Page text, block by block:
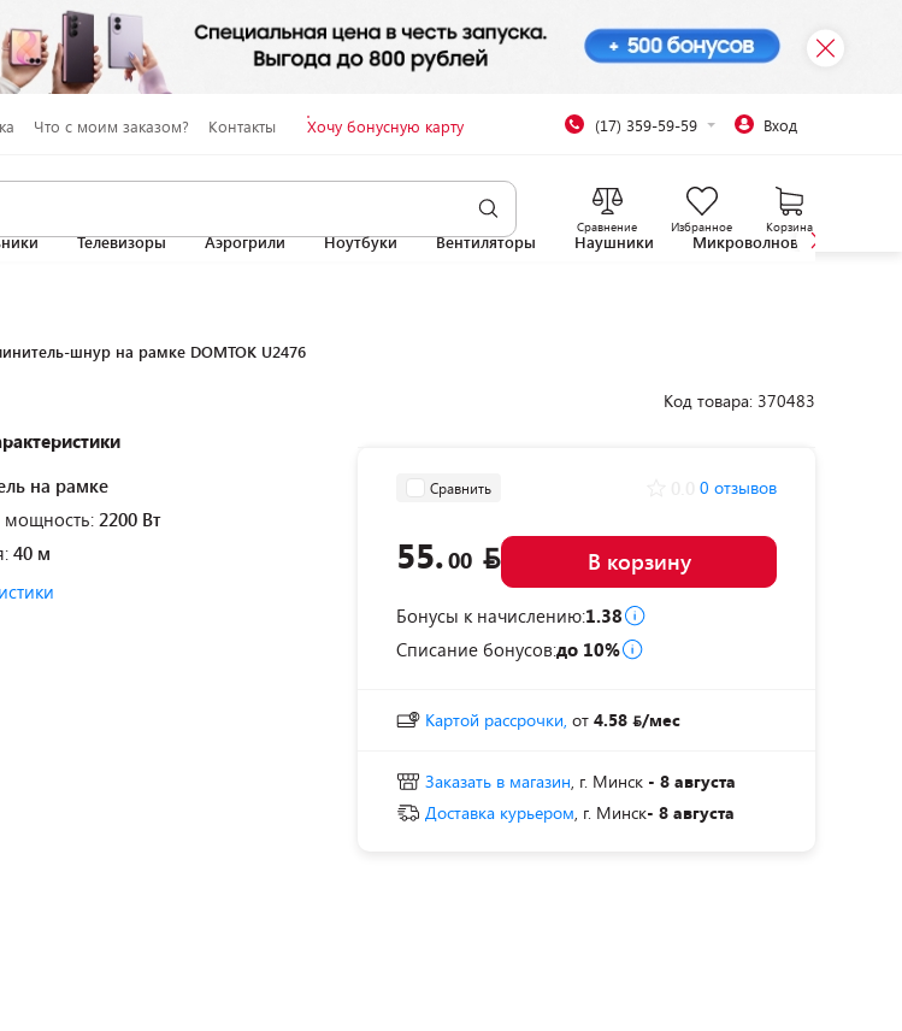
Что с моим заказом? Контакты Хочу бонусную карту (17) 359-59-59 Вход
Сравнение Избранное Корзина
Телевизоры Аэрогрили Ноутбуки Вентиляторы Наушники Микроволновые печи
шнур на рамке DOMTOK U2476
на рамке
мощность: 2200 Вт
40 м
Код товара: 370483
Сравнить 0 отзывов
55.00 В корзину
Бонусы к начислению:1.38
Списание бонусов:до 10%
Картой рассрочки, от 4.58 /мес
Заказать в магазин, г. Минск - 8 августа
Доставка курьером, г. Минск- 8 августа